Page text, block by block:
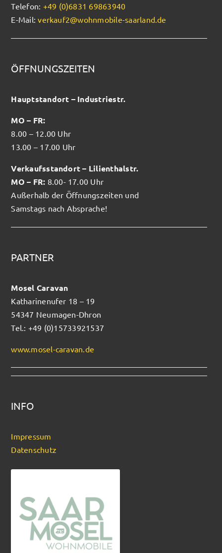
Telefon: +49 (0)6831 69863940
E-Mail:verkauf2@wohnmobile-saarland.de
ÖFFNUNGSZEITEN
Hauptstandort – Industriestr.
MO – FR:
8.00 – 12.00 Uhr
13.00 – 17.00 Uhr
Verkaufsstandort – Lilienthalstr.
MO – FR: 8.00- 17.00 Uhr
Außerhalb der Öffnungszeiten und
Samstags nach Absprache!
PARTNER
Mosel Caravan
Katharinenufer 18 – 19
54347 Neumagen-Dhron
Tel.: +49 (0)15733921537
www.mosel-caravan.de
INFO
Impressum
Datenschutz